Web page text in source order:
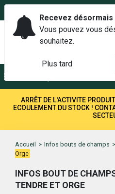
ARRÊT DE L'ACTIVITE
ECOULEMENT DU STOCK !
Accueil > Infos bouts de champs >
Orge
INFOS BOUT DE
TENDRE ET ORGE
Recevez
Vous pouvez vous
souhaitez.
Plus tard